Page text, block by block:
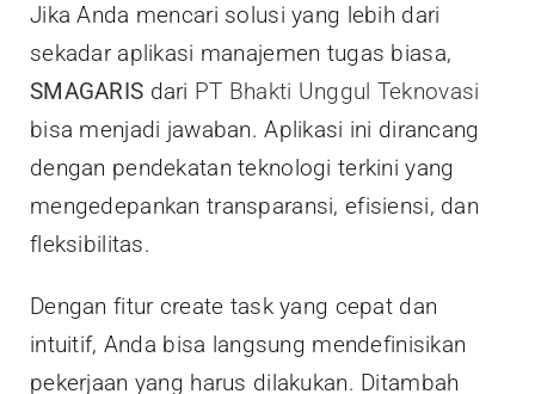
Jika Anda mencari solusi yang lebih dari
sekadar aplikasi manajemen tugas biasa,
SMAGARIS dari PT Bhakti Unggul Teknovasi
bisa menjadi jawaban. Aplikasi ini dirancang
dengan pendekatan teknologi terkini yang
mengedepankan transparansi, efisiensi, dan
fleksibilitas.
Dengan fitur create task yang cepat dan
intuitif, Anda bisa langsung mendefinisikan
pekerjaan yang harus dilakukan. Ditambah